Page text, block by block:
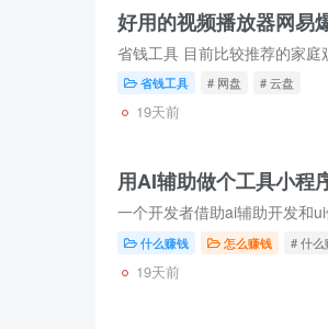
好用的视频播放器网易
省钱工具 # 网盘 # 云盘
19天前
用AI辅助做个工具小程
什么赚钱 怎么赚钱 # 什么
19天前